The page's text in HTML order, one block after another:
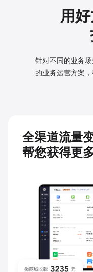
用
针对不同的业务
的业务运营方案
全渠道流量
帮您获得更